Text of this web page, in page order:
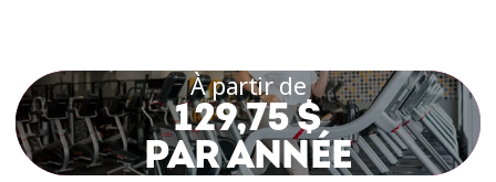
À partir de
129,75 $
PAR ANNÉE